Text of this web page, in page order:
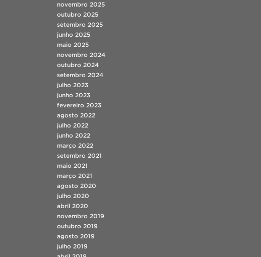
novembro 2025
outubro 2025
setembro 2025
junho 2025
maio 2025
novembro 2024
outubro 2024
setembro 2024
julho 2023
junho 2023
fevereiro 2023
agosto 2022
julho 2022
junho 2022
março 2022
setembro 2021
maio 2021
março 2021
agosto 2020
julho 2020
abril 2020
novembro 2019
outubro 2019
agosto 2019
julho 2019